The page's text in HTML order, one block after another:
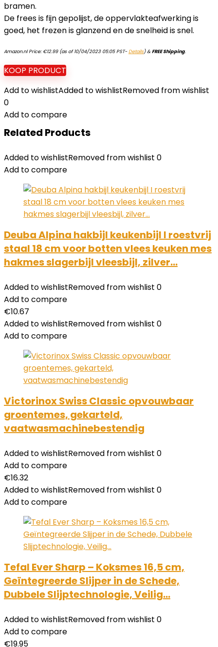
bramen.
De frees is fijn gepolijst, de oppervlakteafwerking is
goed, het frezen is glanzend en de snelheid is snel.
Amazon.nl Price: €12.99(as of 10/04/2023 05:05 PST-Details)&FREE Shipping.
KOOP PRODUCT
Add to wishlistAdded to wishlistRemoved from wishlist
0
Add to compare
Related Products
Added to wishlistRemoved from wishlist 0
Add to compare
Deuba Alpina hakbijl keukenbijl I roestvrij
staal 18 cm voor botten vlees keuken mes
hakmes slagerbijl vleesbijl, zilver…
Added to wishlistRemoved from wishlist 0
Add to compare
€10.67
Added to wishlistRemoved from wishlist 0
Add to compare
Victorinox Swiss Classic opvouwbaar
groentemes, gekarteld,
vaatwasmachinebestendig
Added to wishlistRemoved from wishlist 0
Add to compare
€16.32
Added to wishlistRemoved from wishlist 0
Add to compare
Tefal Ever Sharp – Koksmes 16,5 cm,
Geïntegreerde Slijper in de Schede,
Dubbele Slijptechnologie, Veilig…
Added to wishlistRemoved from wishlist 0
Add to compare
€19.95